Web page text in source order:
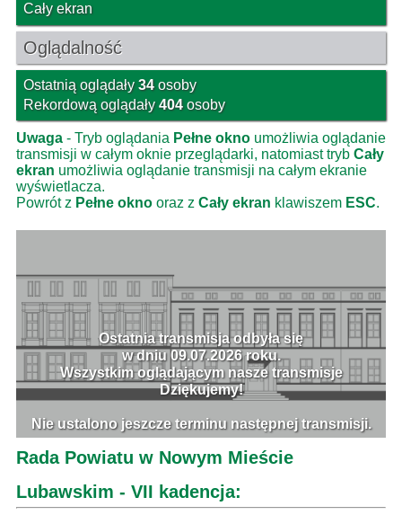
Cały ekran
Oglądalność
Ostatnią oglądały34osoby
Rekordową oglądały404osoby
Uwaga - Tryb oglądania Pełne okno umożliwia oglądanie
transmisji w całym oknie przeglądarki, natomiast tryb Cały
ekran umożliwia oglądanie transmisji na całym ekranie
wyświetlacza.
Powrót z Pełne okno oraz z Cały ekran klawiszem ESC.
Rada Powiatu w Nowym Mieście
Lubawskim - VII kadencja: